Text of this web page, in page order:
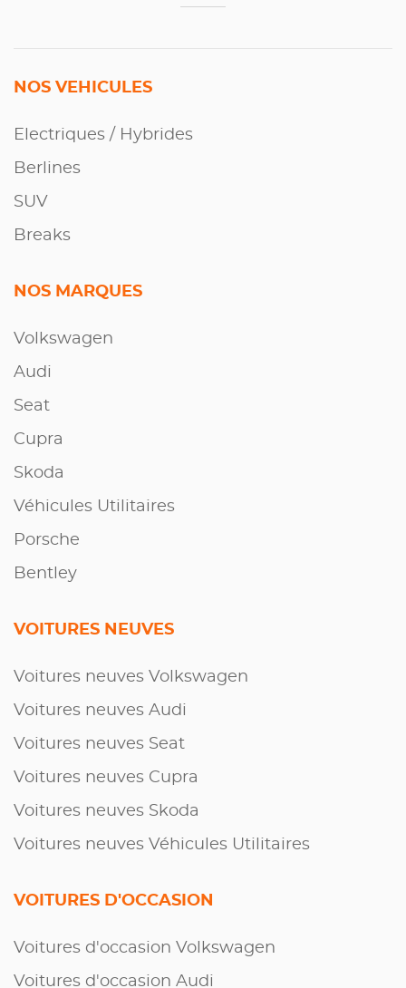
NOS VEHICULES
Electriques / Hybrides
Berlines
SUV
Breaks
NOS MARQUES
Volkswagen
Audi
Seat
Cupra
Skoda
Véhicules Utilitaires
Porsche
Bentley
VOITURES NEUVES
Voitures neuves Volkswagen
Voitures neuves Audi
Voitures neuves Seat
Voitures neuves Cupra
Voitures neuves Skoda
Voitures neuves Véhicules Utilitaires
VOITURES D'OCCASION
Voitures d'occasion Volkswagen
Voitures d'occasion Audi